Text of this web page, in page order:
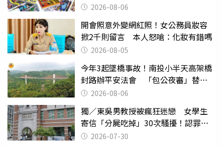
2026-08-06
開會照意外變網紅照！女公務員妝容
掀2千則留言 本人怒嗆：化妝有錯嗎
2026-08-05
今年3起墜橋事故！南投小半天高架橋
封路辦平安法會 「包公夜審」替亡
魂伸冤
2026-08-06
獨／東吳男教授被瘋狂迷戀 女學生
寄信「分屍吃掉」30次騷擾！認罪免
關 2026-07-30